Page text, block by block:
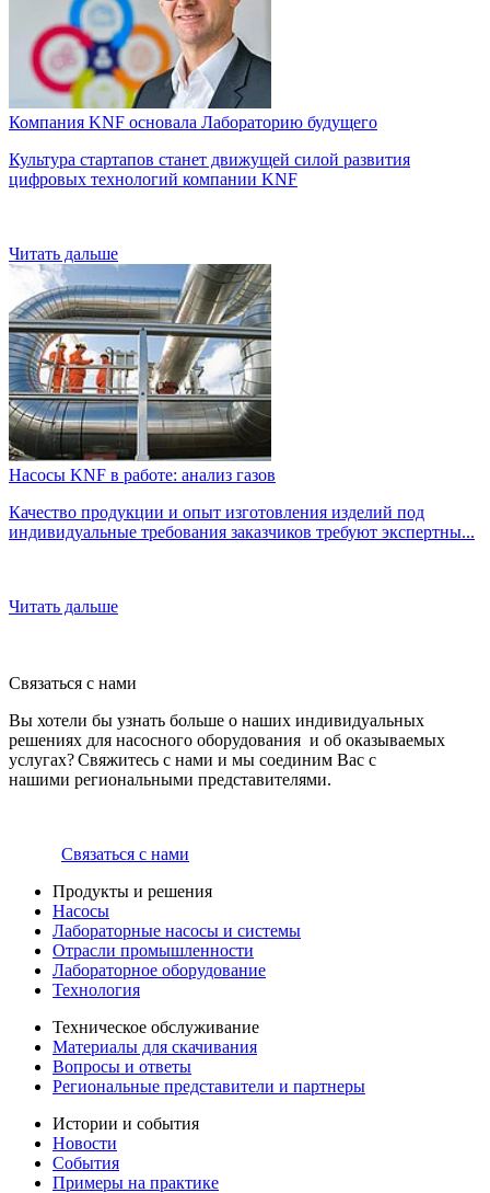
Компания KNF основала Лабораторию будущего
Культура стартапов станет движущей силой развития
цифровых технологий компании KNF
Читать дальше
Насосы KNF в работе: анализ газов
Качество продукции и опыт изготовления изделий под
индивидуальные требования заказчиков требуют экспертны...
Читать дальше
Связаться с нами
Вы хотели бы узнать больше о наших индивидуальных
решениях для насосного оборудования и об оказываемых
услугах? Свяжитесь с нами и мы соединим Вас с
нашими региональными представителями.
Связаться с нами
Продукты и решения
Насосы
Лабораторные насосы и системы
Отрасли промышленности
Лабораторное оборудование
Технология
Техническое обслуживание
Материалы для скачивания
Вопросы и ответы
Региональные представители и партнеры
Истории и события
Новости
События
Примеры на практике